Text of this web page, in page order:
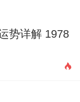
人运大幅提
，戌为火库，
组建团队或推
土燥，个性
势详解 1978